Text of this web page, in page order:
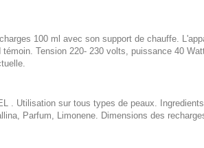
100 ml avec son support de chauffe.
témoin. Tension 220- 230 volts, puissance 40
. Utilisation sur tous types de peaux.
Parfum, Limonene. Dimensions des